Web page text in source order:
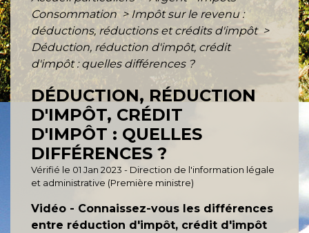
Consommation > Impôt sur le revenu :
déductions, réductions et crédits d'impôt >
Déduction, réduction d'impôt, crédit
d'impôt : quelles différences ?
DÉDUCTION, RÉDUCTION
D'IMPÔT, CRÉDIT
D'IMPÔT : QUELLES
DIFFÉRENCES ?
Vérifié le 01 Jan 2023 - Direction de l'information légale
et administrative (Première ministre)
Vidéo - Connaissez-vous les différences
entre réduction d'impôt, crédit d'impôt